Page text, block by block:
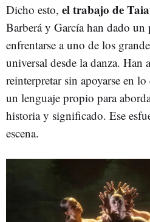
Dicho esto, el trabajo de
Barberá y García han dado un
enfrentarse a uno de los
universal desde la danza. Han
reinterpretar sin apoyarse en
un lenguaje propio para
historia y significado. Ese
escena.